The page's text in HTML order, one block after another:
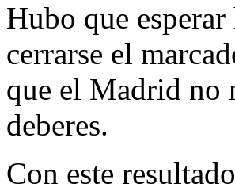
Hubo que
cerrarse el
que el Madrid no
deberes.
Con este